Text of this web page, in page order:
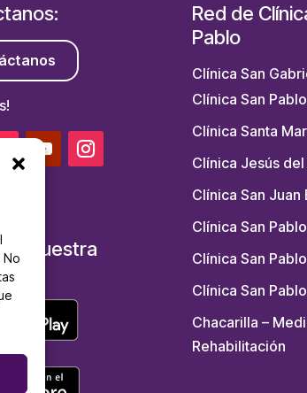
No
nuestra
Red de
Pablo
Clínica San
Clínica San
Clínica Santa
Clínica Jesús
Clínica San Juan
Clínica San
Clínica San
Clínica San
Chacarilla –
Rehabilitación